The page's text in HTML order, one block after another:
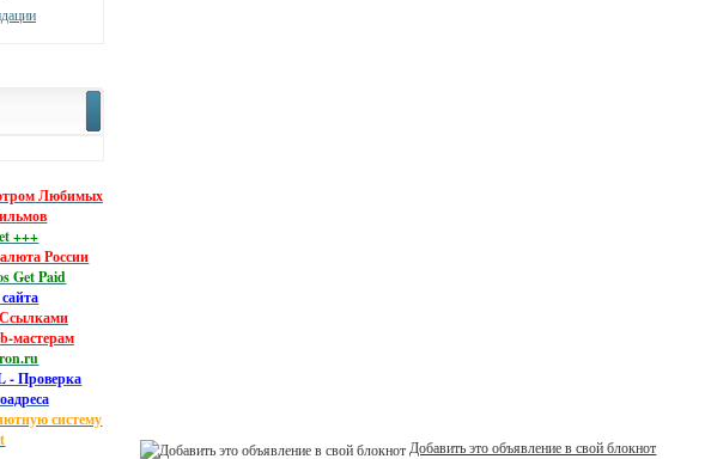
Добавить это объявление в свой блокнот
Любимых
+++
России
Get Paid
мастерам
- Проверка
систему